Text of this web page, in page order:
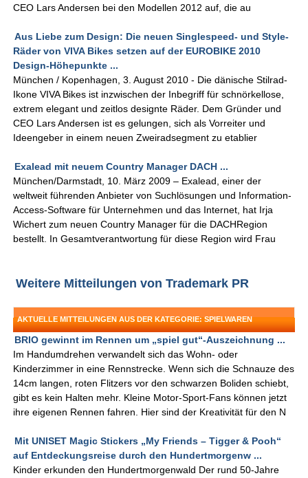
CEO Lars Andersen bei den Modellen 2012 auf, die au
Aus Liebe zum Design: Die neuen Singlespeed- und Style-
Räder von VIVA Bikes setzen auf der EUROBIKE 2010
Design-Höhepunkte ...
München / Kopenhagen, 3. August 2010 - Die dänische Stilrad-
Ikone VIVA Bikes ist inzwischen der Inbegriff für schnörkellose,
extrem elegant und zeitlos designte Räder. Dem Gründer und
CEO Lars Andersen ist es gelungen, sich als Vorreiter und
Ideengeber in einem neuen Zweiradsegment zu etablier
Exalead mit neuem Country Manager DACH ...
München/Darmstadt, 10. März 2009 – Exalead, einer der
weltweit führenden Anbieter von Suchlösungen und Information-
Access-Software für Unternehmen und das Internet, hat Irja
Wichert zum neuen Country Manager für die DACHRegion
bestellt. In Gesamtverantwortung für diese Region wird Frau
Weitere Mitteilungen von Trademark PR
AKTUELLE MITTEILUNGEN AUS DER KATEGORIE: SPIELWAREN
BRIO gewinnt im Rennen um „spiel gut“-Auszeichnung ...
Im Handumdrehen verwandelt sich das Wohn- oder
Kinderzimmer in eine Rennstrecke. Wenn sich die Schnauze des
14cm langen, roten Flitzers vor den schwarzen Boliden schiebt,
gibt es kein Halten mehr. Kleine Motor-Sport-Fans können jetzt
ihre eigenen Rennen fahren. Hier sind der Kreativität für den N
Mit UNISET Magic Stickers „My Friends – Tigger & Pooh“
auf Entdeckungsreise durch den Hundertmorgenw ...
Kinder erkunden den Hundertmorgenwald Der rund 50-Jahre